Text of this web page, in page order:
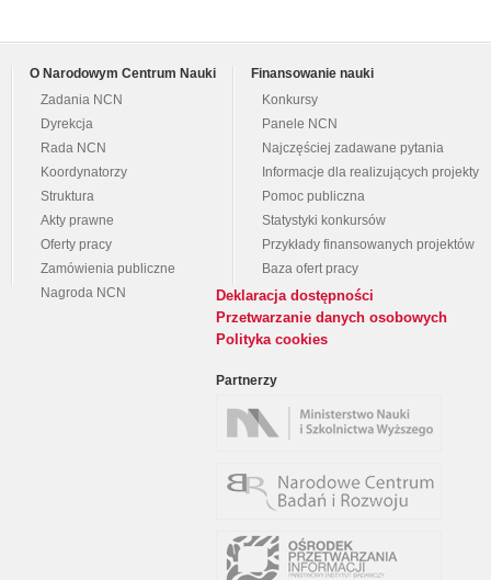
O Narodowym Centrum Nauki
Zadania NCN
Dyrekcja
Rada NCN
Koordynatorzy
Struktura
Akty prawne
Oferty pracy
Zamówienia publiczne
Nagroda NCN
Finansowanie nauki
Konkursy
Panele NCN
Najczęściej zadawane pytania
Informacje dla realizujących projekty
Pomoc publiczna
Statystyki konkursów
Przykłady finansowanych projektów
Baza ofert pracy
Deklaracja dostępności
Przetwarzanie danych osobowych
Polityka cookies
Partnerzy